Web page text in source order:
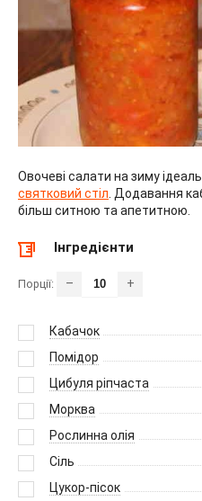
Овочеві салати на зиму
святковий стіл . Додавання
більш ситною та апетитною.
Інгредієнти
Порції: – +
Кабачок
Помідор
Цибуля ріпчаста
Морква
Рослинна олія
Сіль
Цукор-пісок